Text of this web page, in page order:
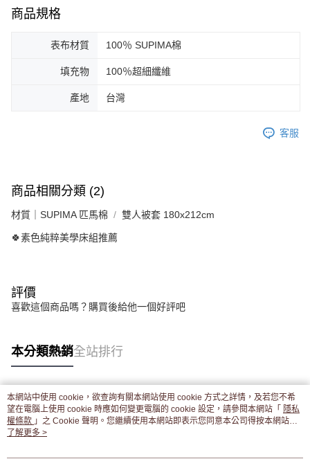
商品規格
表布材質 100％ SUPIMA棉
填充物 100％超細纖維
產地 台灣
客服
商品相關分類 (2)
材質｜SUPIMA 匹馬棉 雙人被套 180x212cm
🍀素色純粹美學床組推薦
評價
喜歡這個商品嗎？購買後給他一個好評吧
本分類熱銷全站排行
熱門標籤
本網站中使用 cookie，欲查詢有關本網站使用 cookie 方式之詳情，及若您不希
望在電腦上使用 cookie 時應如何變更電腦的 cookie 設定，請參閱本網站「 隱私
權條款 」之 Cookie 聲明。您繼續使用本網站即表示您同意本公司得按本網站使
用條款之 Cookie 聲明使用 cookie。
了解更多 >